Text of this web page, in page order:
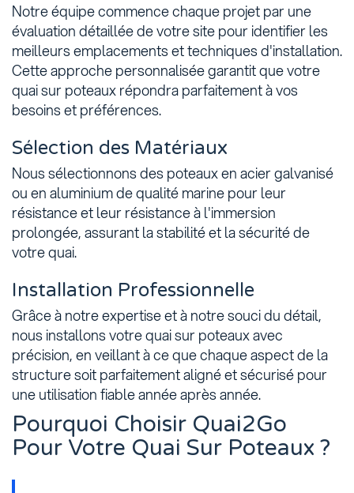
Notre équipe commence chaque projet par une
évaluation détaillée de votre site pour identifier les
meilleurs emplacements et techniques d'installation.
Cette approche personnalisée garantit que votre
quai sur poteaux répondra parfaitement à vos
besoins et préférences.
Sélection des Matériaux
Nous sélectionnons des poteaux en acier galvanisé
ou en aluminium de qualité marine pour leur
résistance et leur résistance à l'immersion
prolongée, assurant la stabilité et la sécurité de
votre quai.
Installation Professionnelle
Grâce à notre expertise et à notre souci du détail,
nous installons votre quai sur poteaux avec
précision, en veillant à ce que chaque aspect de la
structure soit parfaitement aligné et sécurisé pour
une utilisation fiable année après année.
Pourquoi Choisir Quai2Go
Pour Votre Quai Sur Poteaux ?